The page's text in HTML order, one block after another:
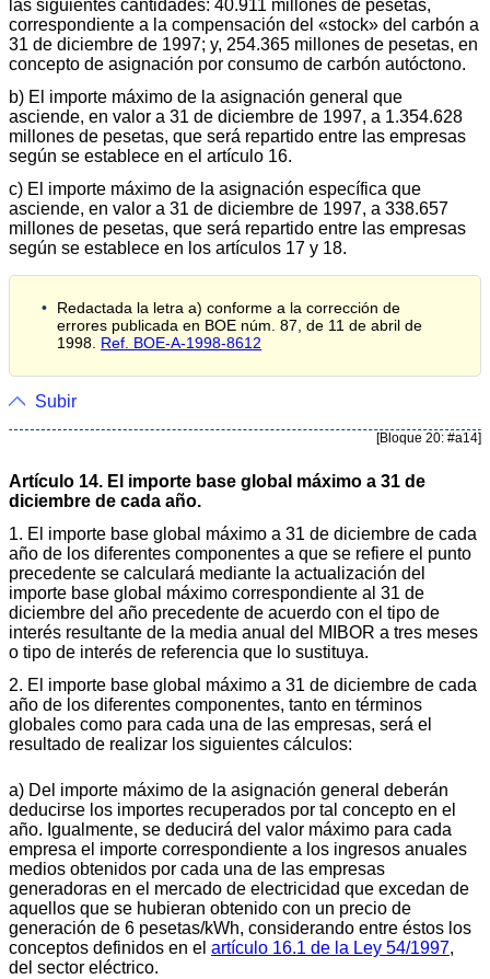
las siguientes cantidades: 40.911 millones de pesetas,
correspondiente a la compensación del «stock» del carbón a
31 de diciembre de 1997; y, 254.365 millones de pesetas, en
concepto de asignación por consumo de carbón autóctono.
b) El importe máximo de la asignación general que
asciende, en valor a 31 de diciembre de 1997, a 1.354.628
millones de pesetas, que será repartido entre las empresas
según se establece en el artículo 16.
c) El importe máximo de la asignación específica que
asciende, en valor a 31 de diciembre de 1997, a 338.657
millones de pesetas, que será repartido entre las empresas
según se establece en los artículos 17 y 18.
Redactada la letra a) conforme a la corrección de
errores publicada en BOE núm. 87, de 11 de abril de
1998. Ref. BOE-A-1998-8612
Subir
[Bloque 20: #a14]
Artículo 14. El importe base global máximo a 31 de
diciembre de cada año.
1. El importe base global máximo a 31 de diciembre de cada
año de los diferentes componentes a que se refiere el punto
precedente se calculará mediante la actualización del
importe base global máximo correspondiente al 31 de
diciembre del año precedente de acuerdo con el tipo de
interés resultante de la media anual del MIBOR a tres meses
o tipo de interés de referencia que lo sustituya.
2. El importe base global máximo a 31 de diciembre de cada
año de los diferentes componentes, tanto en términos
globales como para cada una de las empresas, será el
resultado de realizar los siguientes cálculos:
a) Del importe máximo de la asignación general deberán
deducirse los importes recuperados por tal concepto en el
año. Igualmente, se deducirá del valor máximo para cada
empresa el importe correspondiente a los ingresos anuales
medios obtenidos por cada una de las empresas
generadoras en el mercado de electricidad que excedan de
aquellos que se hubieran obtenido con un precio de
generación de 6 pesetas/kWh, considerando entre éstos los
conceptos definidos en el artículo 16.1 de la Ley 54/1997,
del sector eléctrico.